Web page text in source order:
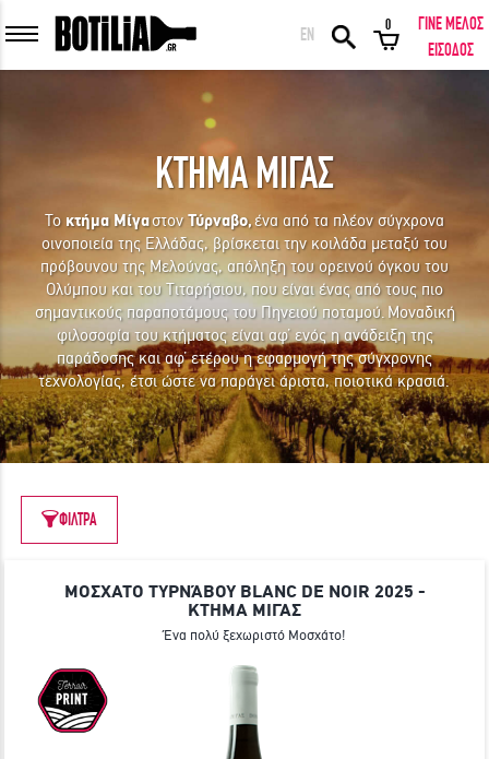
ΕΙΣΟΔΟΣ ΜΕΛΩΝ
ΕΙΣΟΔΟΣ Ξέχασα τον κωδικό μου!
ΕΙΣΟΔΟΣ ΜΕ FACEBOOK
ΕΚΠΛΗΚΤΙΚΑ ΚΡΑΣΙΑ ΑΠΟ ΟΛΟ ΤΟΝ ΚΟΣΜΟ ΣΤΗΝ ΠΟΡΤΑ ΣΟΥ ΣΕ
ΜΟΝΑΔΙΚΕΣ ΠΡΟΣΦΟΡΕΣ!
ΓΙΝΕ ΜΕΛΟΣ
EN
0
ΓΙΝΕ ΜΕΛΟΣ
ΕΙΣΟΔΟΣ
ΚΤΗΜΑ ΜΙΓΑΣ
Το κτήμα ΜίγαστονΤύρναβο,ένα από τα πλέον σύγχρονα
οινοποιεία της Ελλάδας, βρίσκεται την κοιλάδα μεταξύ του
πρόβουνου της Μελούνας, απόληξη του ορεινού όγκου του
Ολύμπου και του Τιταρήσιου, που είναι ένας από τους πιο
σημαντικούς παραποτάμους του Πηνειού ποταμού. Μοναδική
φιλοσοφία του κτήματος είναι αφ’ ενός η ανάδειξη της
παράδοσης και αφ’ ετέρου η εφαρμογή της σύγχρονης
τεχνολογίας, έτσι ώστε να παράγει άριστα, ποιοτικά κρασιά.
ΦΙΛΤΡΑ
ΜΟΣΧΑΤΟ ΤΥΡΝΆΒΟΥ BLANC DE NOIR 2025 -
ΚΤΗΜΑ ΜΙΓΑΣ
Ένα πολύ ξεχωριστό Μοσχάτο!